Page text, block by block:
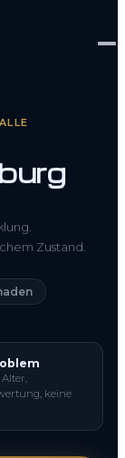
Zustand.
keine